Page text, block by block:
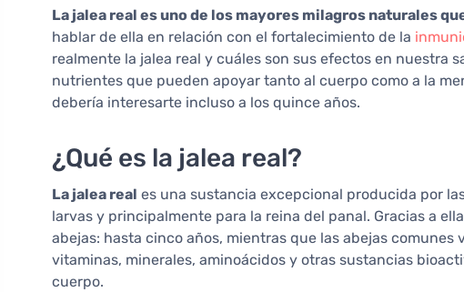
La jalea real es uno de los mayores milagros naturales
hablar de ella en relación con el fortalecimiento de la
realmente la jalea real y cuáles son sus efectos en nuestra
nutrientes que pueden apoyar tanto al cuerpo como a la
debería interesarte incluso a los quince años.
¿Qué es la jalea real?
La jalea real es una sustancia excepcional producida por
larvas y principalmente para la reina del panal. Gracias a
abejas: hasta cinco años, mientras que las abejas comunes
vitaminas, minerales, aminoácidos y otras sustancias
cuerpo.